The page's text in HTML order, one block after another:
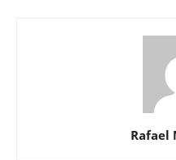
Rafael